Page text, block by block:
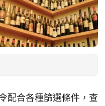
配合各種篩選條件，查